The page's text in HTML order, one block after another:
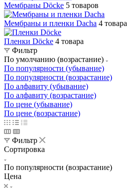
Мембраны Döcke 5 товаров
Мембраны и пленки Dacha 4 товара
Пленки Döcke 4 товара
Фильтр
По умолчанию (возрастание)
По популярности (убывание)
По популярности (возрастание)
По алфавиту (убывание)
По алфавиту (возрастание)
По цене (убывание)
По цене (возрастание)
Фильтр
Сортировка
По популярности (возрастание)
Цена